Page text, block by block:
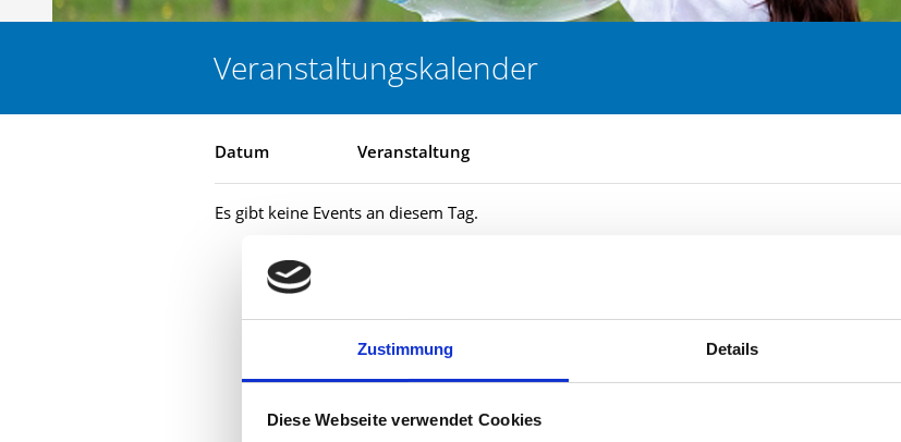
Zustimmung Details
Diese Webseite verwendet Cookies
Veranstaltungskalender
Datum Veranstaltung
Es gibt keine Events an diesem Tag.